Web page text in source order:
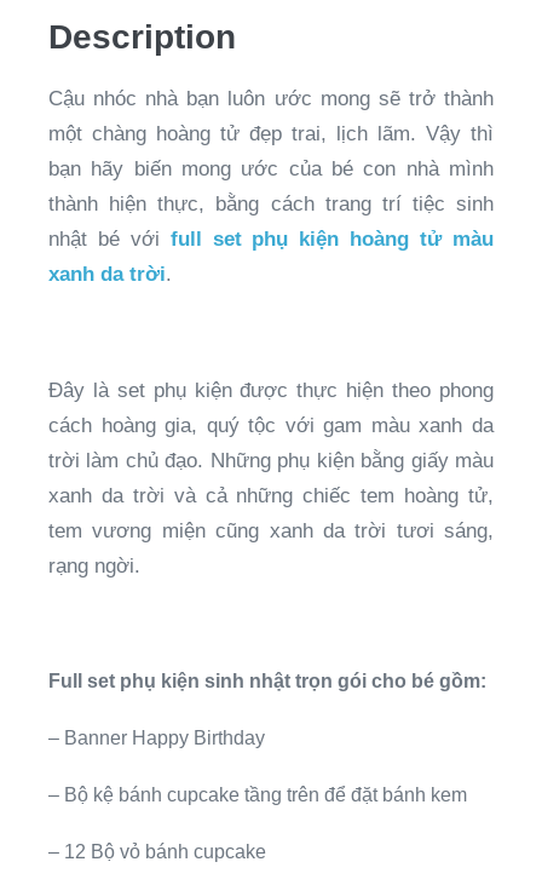
Description
Cậu nhóc nhà bạn luôn ước mong sẽ trở thành
một chàng hoàng tử đẹp trai, lịch lãm. Vậy thì
bạn hãy biến mong ước của bé con nhà mình
thành hiện thực, bằng cách trang trí tiệc sinh
nhật bé với full set phụ kiện hoàng tử màu
xanh da trời.
Đây là set phụ kiện được thực hiện theo phong
cách hoàng gia, quý tộc với gam màu xanh da
trời làm chủ đạo. Những phụ kiện bằng giấy màu
xanh da trời và cả những chiếc tem hoàng tử,
tem vương miện cũng xanh da trời tươi sáng,
rạng ngời.
Full set phụ kiện sinh nhật trọn gói cho bé gồm:
– Banner Happy Birthday
– Bộ kệ bánh cupcake tầng trên để đặt bánh kem
– 12 Bộ vỏ bánh cupcake